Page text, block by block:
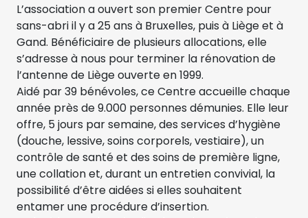
L’association a ouvert son premier Centre pour
sans-abri il y a 25 ans à Bruxelles, puis à Liège et à
Gand. Bénéficiaire de plusieurs allocations, elle
s’adresse à nous pour terminer la rénovation de
l’antenne de Liège ouverte en 1999.
Aidé par 39 bénévoles, ce Centre accueille chaque
année près de 9.000 personnes démunies. Elle leur
offre, 5 jours par semaine, des services d’hygiène
(douche, lessive, soins corporels, vestiaire), un
contrôle de santé et des soins de première ligne,
une collation et, durant un entretien convivial, la
possibilité d’être aidées si elles souhaitent
entamer une procédure d’insertion.